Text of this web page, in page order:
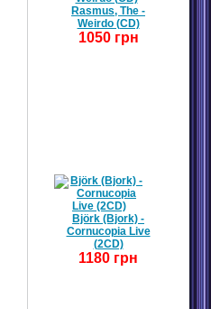
Rasmus, The -
Weirdo (CD)
1050 грн
Björk (Bjork) -
Cornucopia Live
(2CD)
1180 грн